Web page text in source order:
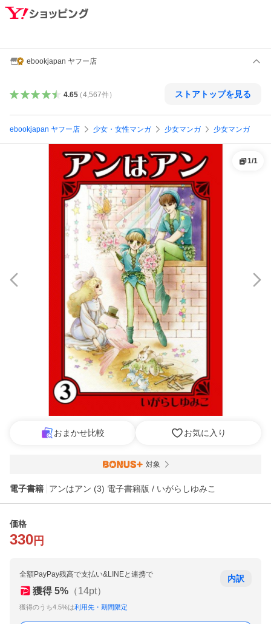
ebookjapan ヤフー店
4.65（4,567件） ストアトップを見る
ebookjapan ヤフー店 少女・女性マンガ 少女マンガ 少女マンガ
1/1
おまかせ比較 お気に入り
対象
電子書籍 アンはアン (3) 電子書籍版 / いがらしゆみこ
価格
330 円
全額PayPay残高で支払い&LINEと連携で
獲得 5% （14pt）
獲得のうち4.5%は利用先・期間限定
内訳